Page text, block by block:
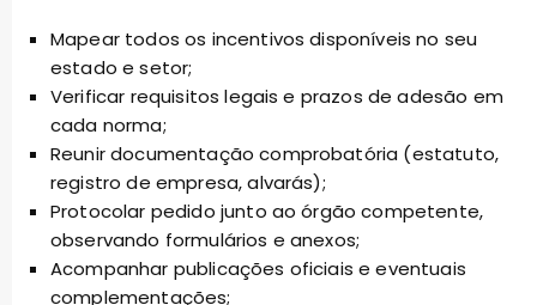
Mapear todos os incentivos disponíveis no seu
estado e setor;
Verificar requisitos legais e prazos de adesão em
cada norma;
Reunir documentação comprobatória (estatuto,
registro de empresa, alvarás);
Protocolar pedido junto ao órgão competente,
observando formulários e anexos;
Acompanhar publicações oficiais e eventuais
complementações;